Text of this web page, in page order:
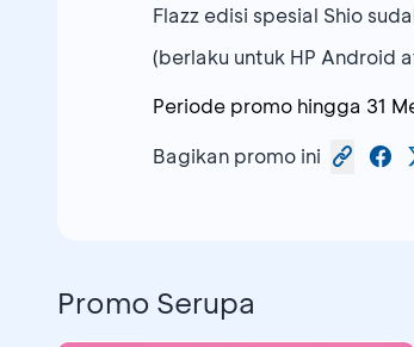
Flazz edisi spesial Shio
(berlaku untuk HP Android
Periode promo hingga 31
Bagikan promo ini
Promo Serupa